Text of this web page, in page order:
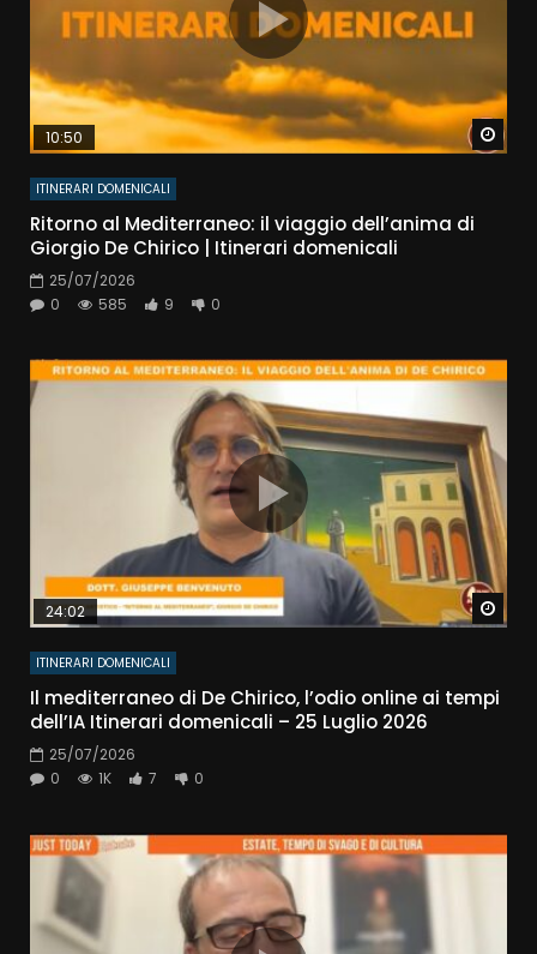
10:50
ITINERARI DOMENICALI
Ritorno al Mediterraneo: il viaggio dell’anima di
Giorgio De Chirico | Itinerari domenicali
25/07/2026
0
585 9 0
24:02
ITINERARI DOMENICALI
Il mediterraneo di De Chirico, l’odio online ai tempi
dell’IA Itinerari domenicali – 25 Luglio 2026
25/07/2026
0
1K 7 0